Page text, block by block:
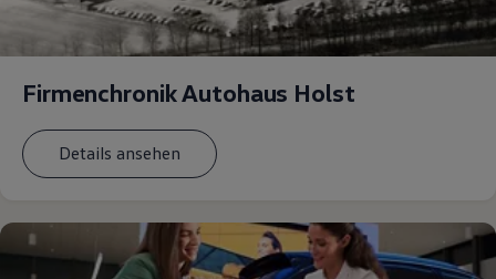
Firmenchronik Autohaus Holst
Details ansehen